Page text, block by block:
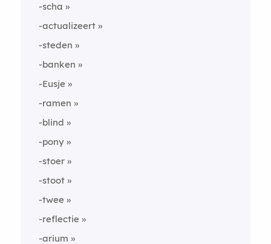
-scha
-actualizeert
-steden
-banken
-Eusje
-ramen
-blind
-pony
-stoer
-stoot
-twee
-reflectie
-arium